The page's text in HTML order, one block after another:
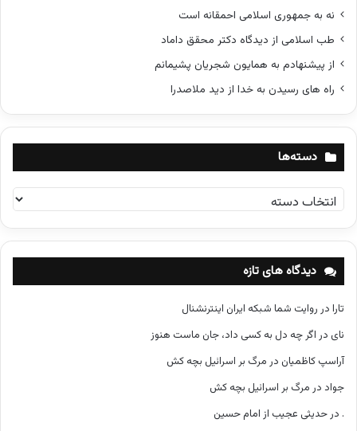
نه به جمهوری اسلامی احمقانه است
طب اسلامی از دیدگاه دکتر محقق داماد
از پیشنهادم به همایون شجریان پشیمانم
راه های رسیدن به خدا از دید ملاصدرا
دسته‌ها
د
س
ت
ه‌
ه
دیدگاه های تازه
تارا در روایت شما شبکه ایران اینترنشنال
نای در اگر چه دل به کسی داد، جان ماست هنوز
آراسپ کاظمیان در مرگ بر اسرائیل بچه کش
جواد در مرگ بر اسرائیل بچه کش
. در حدیثی عجیب از امام حسین